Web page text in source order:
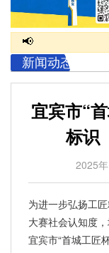
📢
新闻动态
宜宾市“
标识
2025
为进一步弘扬工
大赛社会认知度
宜宾市“首城工匠